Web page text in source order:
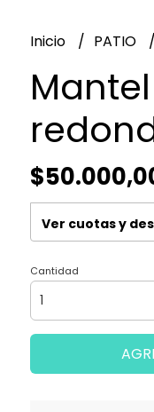
Inicio PATIO
Ver cuotas y
Cantidad